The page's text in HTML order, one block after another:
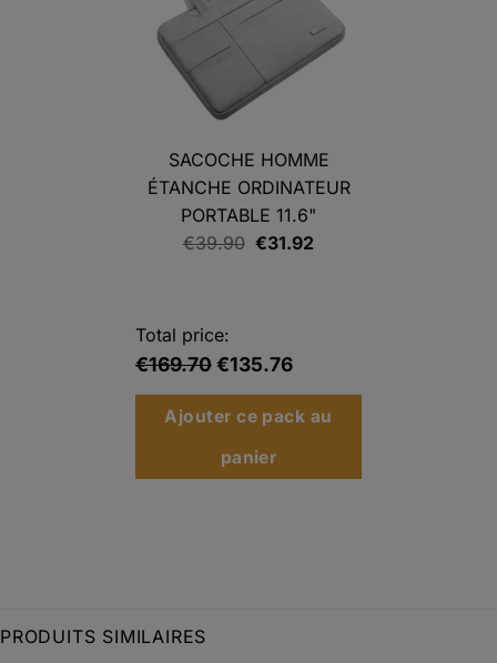
SACOCHE HOMME
ÉTANCHE ORDINATEUR
PORTABLE 11.6"
€39.90 Le
€39.90.
€31.92
Total price:
€169.70€135.76
Ajouter ce pack au
panier
PRODUITS SIMILAIRES